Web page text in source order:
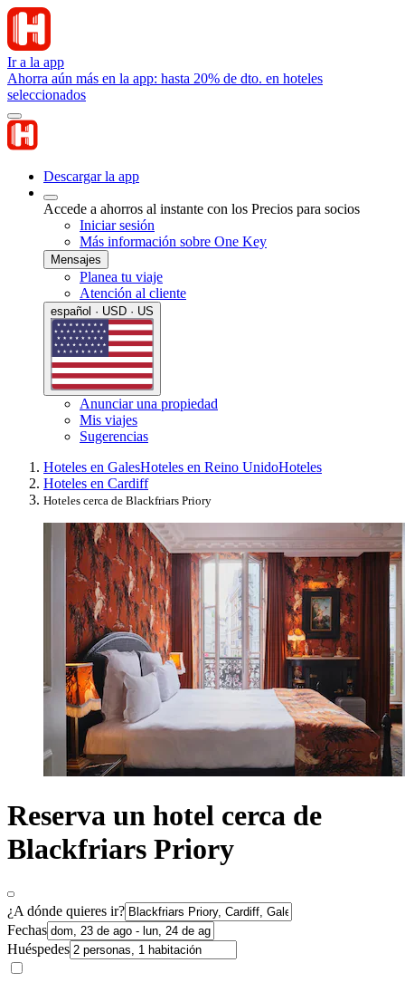
Ir a la app
Ahorra aún más en la app: hasta 20% de dto. en hoteles
seleccionados
Descargar la app
Accede a ahorros al instante con los Precios para socios
Iniciar sesión
Más información sobre One Key
Mensajes
Planea tu viaje
Atención al cliente
español · USD · US
Anunciar una propiedad
Mis viajes
Sugerencias
Hoteles en GalesHoteles en Reino UnidoHoteles
Hoteles en Cardiff
Hoteles cerca de Blackfriars Priory
Reserva un hotel cerca de
Blackfriars Priory
¿A dónde quieres ir?
Fechas
Huéspedes